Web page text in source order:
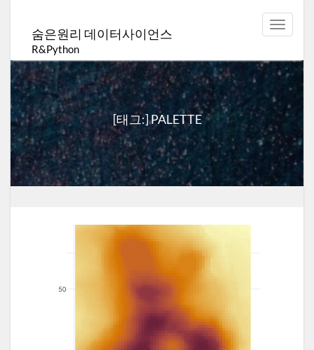
Toggle
숨은원리 데이터사이언스
R&Python
[태그:]PALETTE